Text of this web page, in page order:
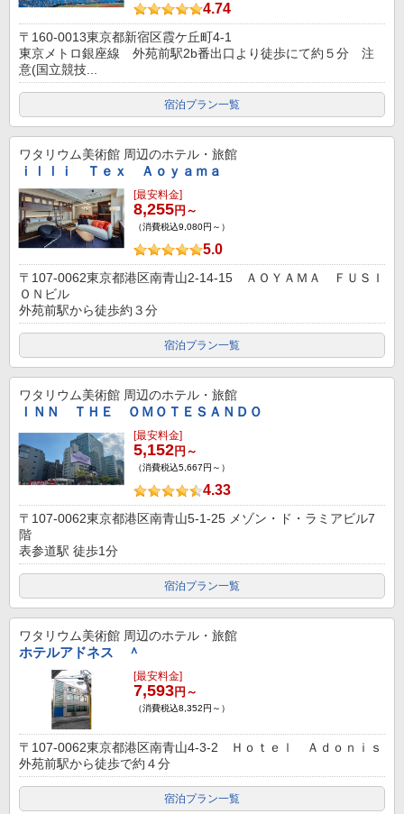
4.74
〒160-0013東京都新宿区霞ケ丘町4-1
東京メトロ銀座線 外苑前駅2b番出口より徒歩にて約５分 注
意(国立競技...
宿泊プラン一覧
ワタリウム美術館 周辺のホテル・旅館
ｉｌｌｉ Ｔｅｘ Ａｏｙａｍａ
[最安料金]
8,255円～
（消費税込9,080円～）
5.0
〒107-0062東京都港区南青山2-14-15 ＡＯＹＡＭＡ ＦＵＳＩ
ＯＮビル
外苑前駅から徒歩約３分
宿泊プラン一覧
ワタリウム美術館 周辺のホテル・旅館
ＩＮＮ ＴＨＥ ＯＭＯＴＥＳＡＮＤＯ
[最安料金]
5,152円～
（消費税込5,667円～）
4.33
〒107-0062東京都港区南青山5-1-25 メゾン・ド・ラミアビル7
階
表参道駅 徒歩1分
宿泊プラン一覧
ワタリウム美術館 周辺のホテル・旅館
ホテルアドネス ＾
[最安料金]
7,593円～
（消費税込8,352円～）
〒107-0062東京都港区南青山4-3-2 Ｈｏｔｅｌ Ａｄｏｎｉｓ
外苑前駅から徒歩で約４分
宿泊プラン一覧